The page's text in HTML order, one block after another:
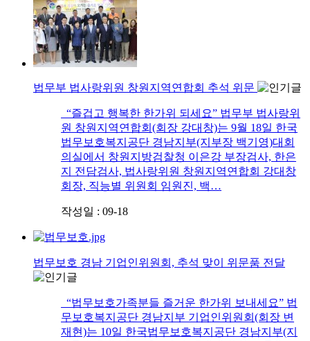
법무부 법사랑위원 창원지역연합회 추석 위문
“즐겁고 행복한 한가위 되세요” 법무부 법사랑위
원 창원지역연합회(회장 강대창)는 9월 18일 한국
법무보호복지공단 경남지부(지부장 백기영)대회
의실에서 창원지방검찰청 이은강 부장검사, 한은
지 전담검사, 법사랑위원 창원지역연합회 강대창
회장, 직능별 위원회 임원진, 백…
작성일 : 09-18
법무보호 경남 기업인위원회, 추석 맞이 위문품 전달
“법무보호가족분들 즐거운 한가위 보내세요” 법
무보호복지공단 경남지부 기업인위원회(회장 변
재현)는 10일 한국법무보호복지공단 경남지부(지